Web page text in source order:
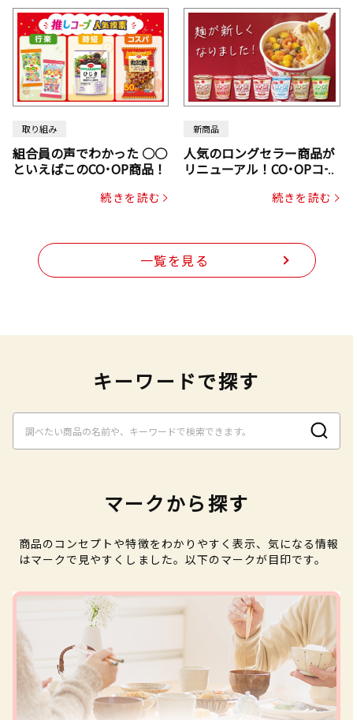
取り組み
組合員の声でわかった ○○
といえばこのCO･OP商品！
続きを読む
新商品
人気のロングセラー商品が
リニューアル！CO･OPコー
続きを読む
一覧を見る
キーワードで探す
マークから探す
商品のコンセプトや特徴をわかりやすく表示、気になる情報
はマークで見やすくしました。以下のマークが目印です。